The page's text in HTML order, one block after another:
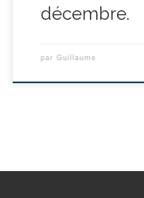
décembre.
par Guillaume